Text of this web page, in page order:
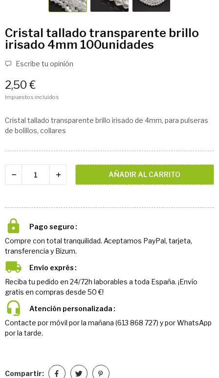
Cristal tallado transparente brillo
irisado 4mm 100unidades
Escribe tu opinión
2,50 €
Impuestos incluidos
Cristal tallado transparente brillo irisado de 4mm, para pulseras
de bolillos, collares
AÑADIR AL CARRITO
Pago seguro
Compre con total tranquilidad. Aceptamos PayPal, tarjeta,
transferencia y Bizum.
Envío exprés
Reciba tu pedido en 24/72h laborables a toda España. ¡Envío
gratis en compras desde 50 €!
Atención personalizada
Contacte por móvil por la mañana (613 868 727) y por WhatsApp
por la tarde.
Compartir: